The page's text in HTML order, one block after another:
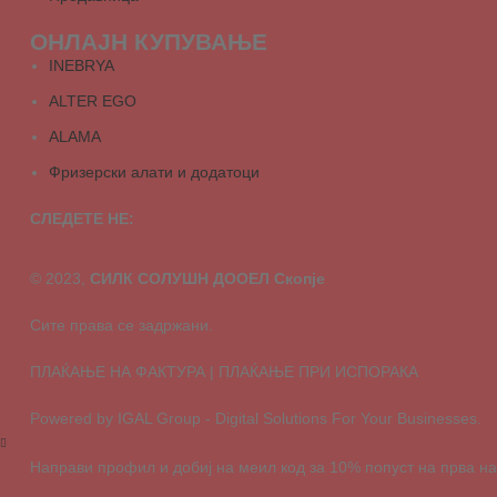
ОНЛАЈН КУПУВАЊЕ
INEBRYA
ALTER EGO
ALAMA
Фризерски алати и додатоци
СЛЕДЕТЕ НЕ:
© 2023, СИЛК СОЛУШН ДООЕЛ Скопје
Сите права се задржани.
ПЛАЌАЊЕ НА ФАКТУРА | ПЛАЌАЊЕ ПРИ ИСПОРАКА
Powered by IGAL Group - Digital Solutions For Your Businesses.
Направи профил и добиј на меил код за 10% попуст на прва